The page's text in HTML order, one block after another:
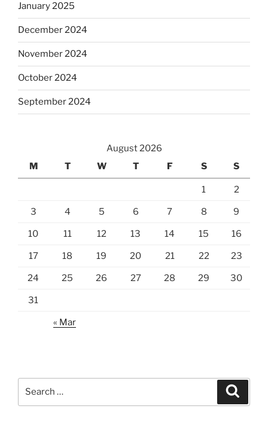
January 2025
December 2024
November 2024
October 2024
September 2024
August 2026
M
T W T F S S
1 2
3 4 5 6 7 8 9
10 11 12 13 14 15 16
17 18 19 20 21 22 23
24 25 26 27 28 29 30
31
« Mar